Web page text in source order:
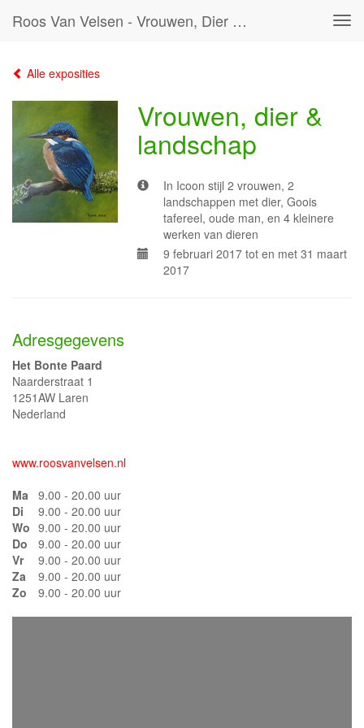
Roos Van Velsen - Vrouwen, Dier & Landschap
Alle exposities
Vrouwen, dier &
landschap
In Icoon stijl 2 vrouwen, 2
landschappen met dier, Goois
tafereel, oude man, en 4 kleinere
werken van dieren
9 februari 2017 tot en met 31 maart
2017
Adresgegevens
Het Bonte Paard
Naarderstraat 1
1251AW Laren
Nederland
www.roosvanvelsen.nl
Ma
9.00 - 20.00 uur
Di
9.00 - 20.00 uur
Wo 9.00 - 20.00 uur
Do
9.00 - 20.00 uur
Vr
9.00 - 20.00 uur
Za
9.00 - 20.00 uur
Zo
9.00 - 20.00 uur